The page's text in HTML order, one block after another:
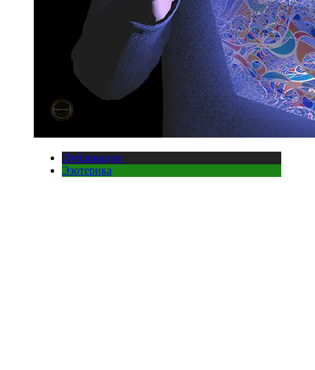
Публикации
Эзотерика